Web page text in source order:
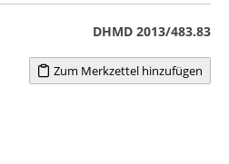
DHMD 2013/483.83
Zum Merkzettel hinzufügen